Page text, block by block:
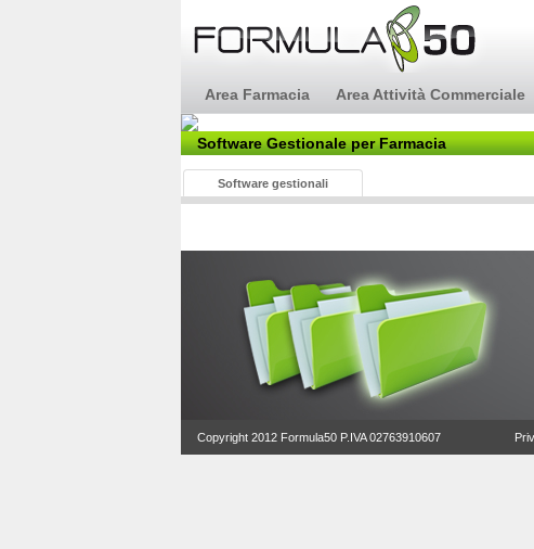
Area Farmacia Area Attività Commerciale
Software Gestionale per Farmacia
Software gestionali
Copyright 2012 Formula50 P.IVA 02763910607